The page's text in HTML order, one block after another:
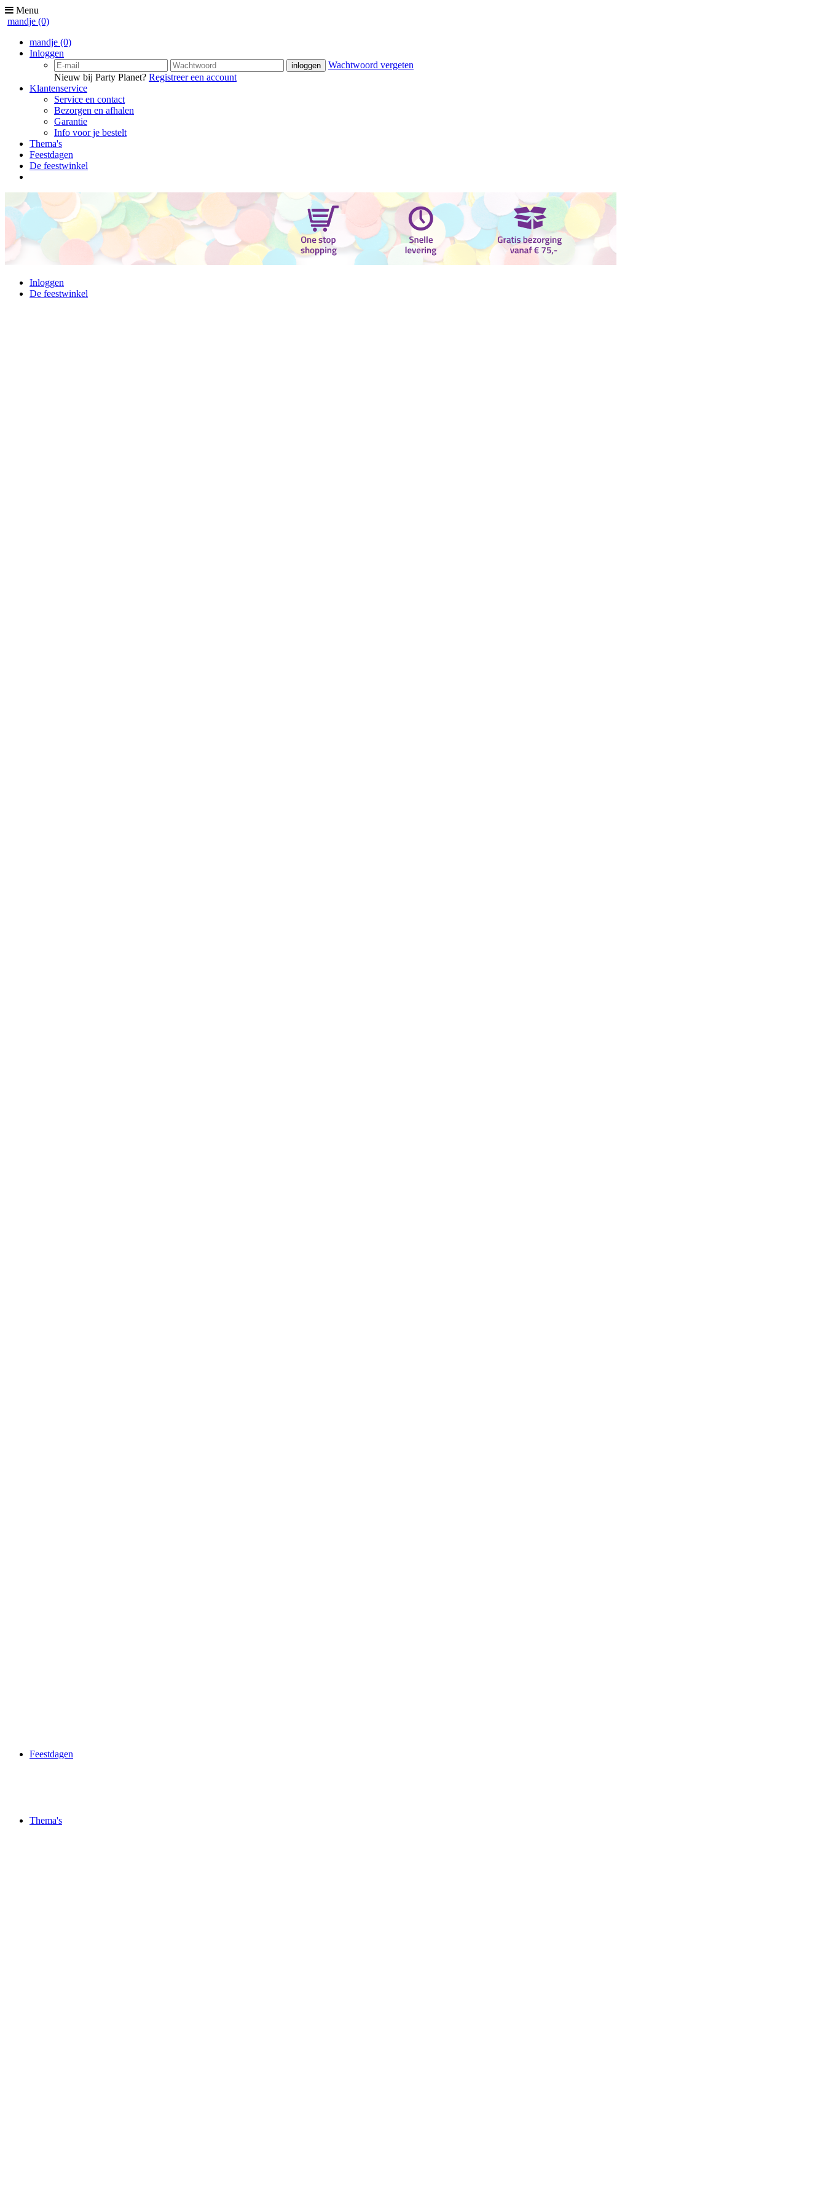
Menu
mandje (0)
mandje (0)
Inloggen
Wachtwoord vergeten
Nieuw bij Party Planet? Registreer een account
Klantenservice
Service en contact
Bezorgen en afhalen
Garantie
Info voor je bestelt
Thema's
Feestdagen
De feestwinkel
Inloggen
De feestwinkel
Feestdagen
Thema's